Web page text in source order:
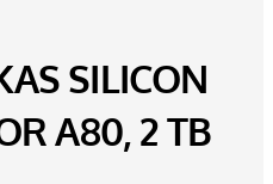
SILICON
A80, 2 TB